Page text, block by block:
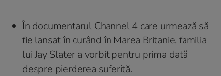
În documentarul Channel 4 care urmează să
fie lansat în curând în Marea Britanie, familia
lui Jay Slater a vorbit pentru prima dată
despre pierderea suferită.